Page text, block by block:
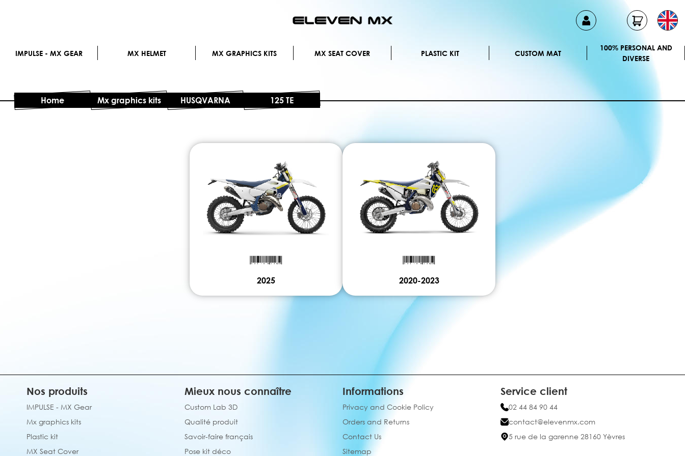
to
IMPULSE - MX GEAR MX HELMET MX GRAPHICS KITS MX SEAT COVER PLASTIC KIT CUSTOM MAT
100% PERSONAL AND
DIVERSE
Home Mx graphics kits HUSQVARNA 125 TE
2025 2020-2023
Nos produits
IMPULSE - MX Gear
Mx graphics kits
Plastic kit
MX Seat Cover
Mieux nous connaître
Custom Lab 3D
Qualité produit
Savoir-faire français
Pose kit déco
Informations
Privacy and Cookie Policy
Orders and Returns
Contact Us
Sitemap
Service client
02 44 84 90 44
contact@elevenmx.com
5 rue de la garenne 28160 Yèvres